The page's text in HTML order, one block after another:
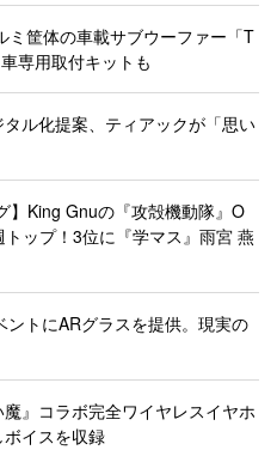
ミ筐体の車載サブウーファー「T
専用取付キットも
ル化提案、ティアックが「思い
】King Gnuの『攻殻機動隊』O
ップ！3位に『学マス』雨宮 燕
ントにARグラスを提供。現実の
』コラボ完全ワイヤレスイヤホ
イスを収録